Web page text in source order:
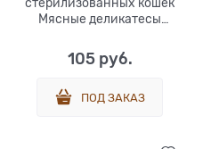
Мясные деликатесы
Индейкой, 85 гр
105 руб.
ПОД ЗАКАЗ